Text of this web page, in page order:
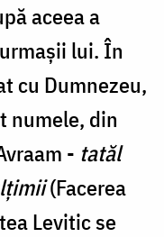
aceea a
lui. În
cu Dumnezeu,
numele, din
- tatăl
(Facerea
Levitic se